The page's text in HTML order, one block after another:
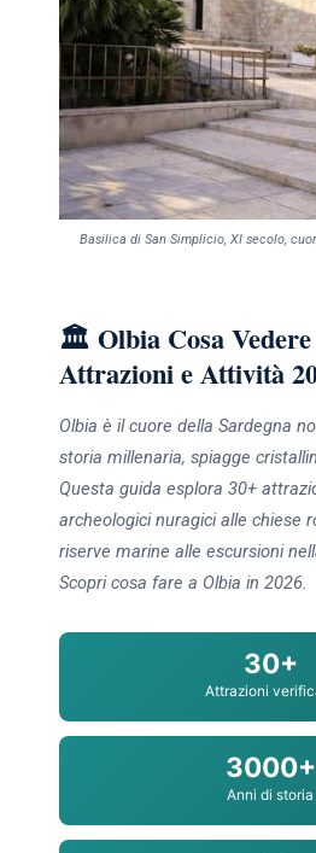
Basilica di San Simplicio, XI secolo,
🏛️ Olbia Cosa
Attrazioni e Attività
Olbia è il cuore della Sardegna
storia millenaria, spiagge
Questa guida esplora 30+
archeologici nuragici alle chiese
riserve marine alle escursioni
Scopri cosa fare a Olbia in 2026.
30+
Attrazioni
3000+
Anni di storia